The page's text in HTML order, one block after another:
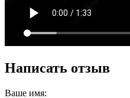
Написать отзыв
Ваше имя: